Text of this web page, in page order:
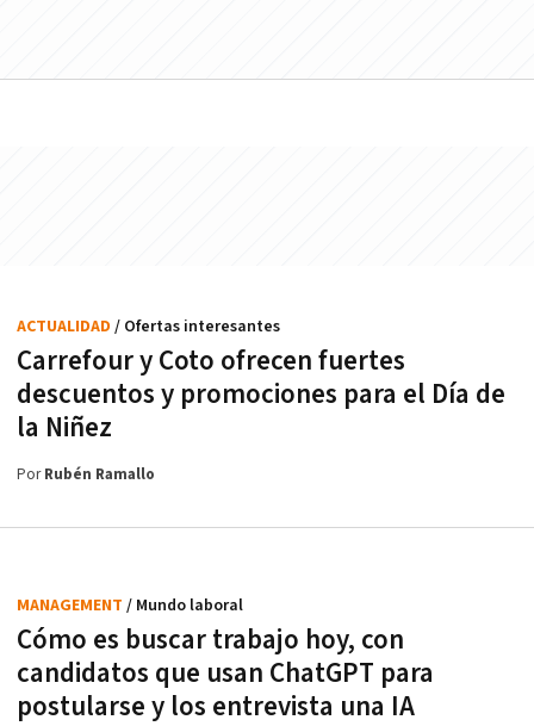
Carrefour y Coto ofrecen fuertes
descuentos y promociones para el Día de
la Niñez
ACTUALIDAD / Ofertas interesantes
PorRubén Ramallo
Cómo es buscar trabajo hoy, con
candidatos que usan ChatGPT para
postularse y los entrevista una IA
MANAGEMENT / Mundo laboral